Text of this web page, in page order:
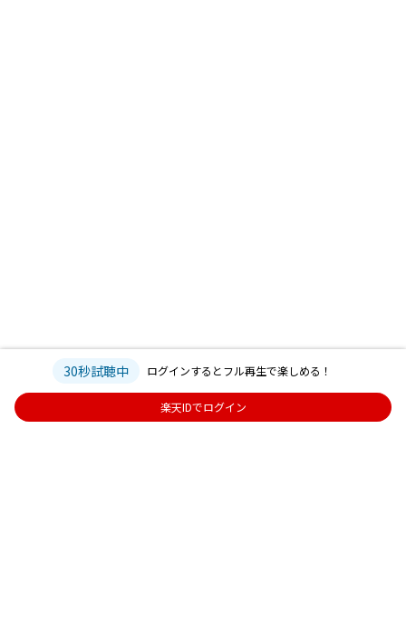
30秒試聴中 ログインするとフル再生で楽しめる！
楽天IDでログイン